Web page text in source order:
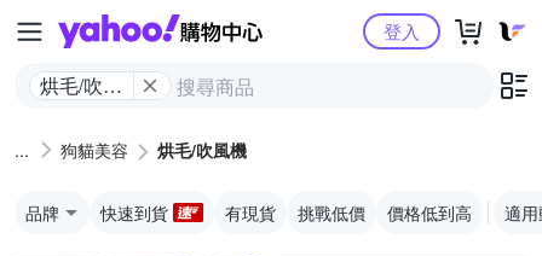
Yahoo購物中心
烘毛/吹風
登入
狗貓美容 烘毛/吹風機
品牌 快速到貨 有現貨 挑戰低價 價格低到高 適